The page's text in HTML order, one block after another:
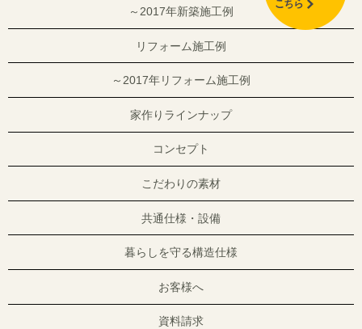
～2017年新築施工例
リフォーム施工例
～2017年リフォーム施工例
家作りラインナップ
コンセプト
こだわりの素材
共通仕様・設備
暮らしを守る構造仕様
お客様へ
資料請求